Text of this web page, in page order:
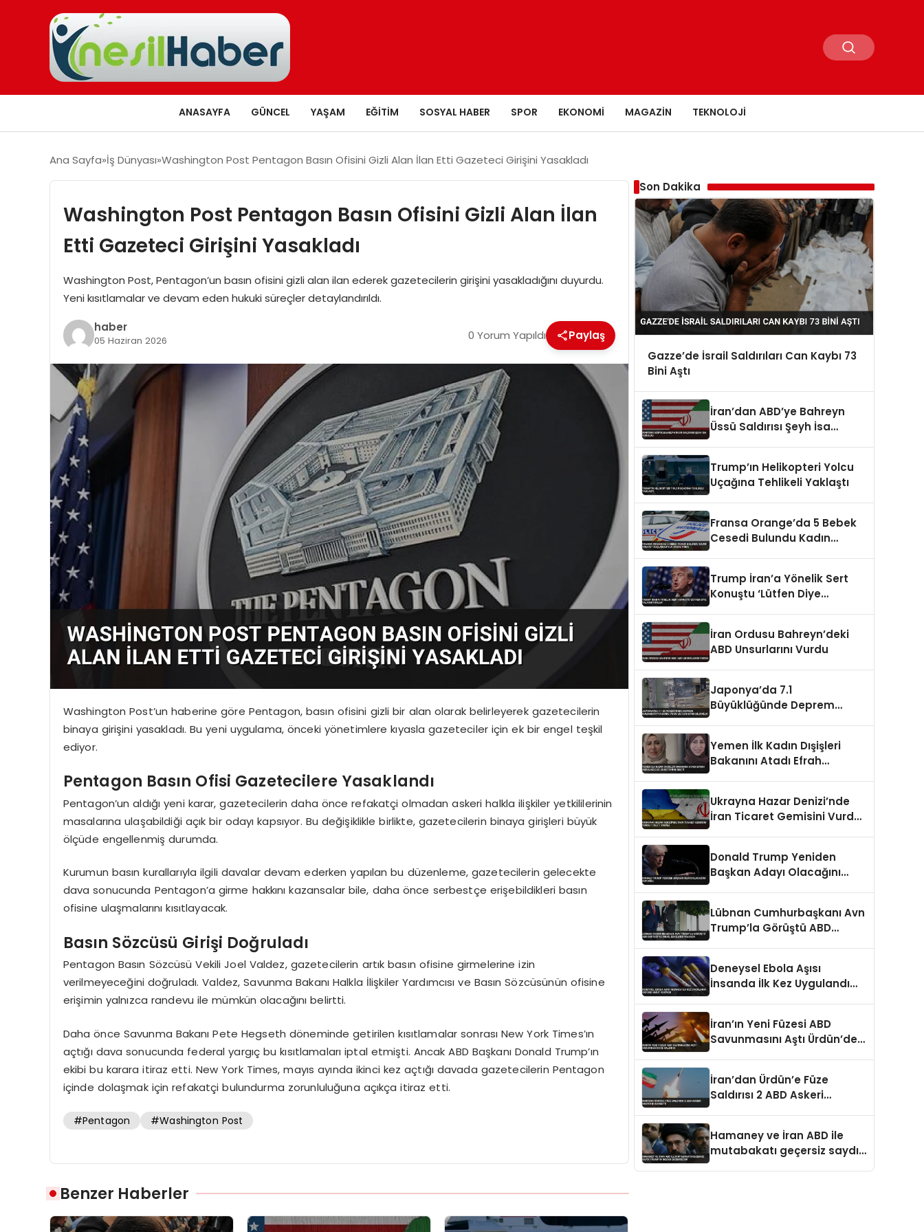
ANASAYFA GÜNCEL YAŞAM EĞITIM SOSYAL HABER SPOR EKONOMI MAGAZIN TEKNOLOJI
Ana Sayfa İş Dünyası Washington Post Pentagon Basın Ofisini Gizli Alan İlan Etti Gazeteci Girişini Yasakladı
Washington Post Pentagon Basın Ofisini Gizli Alan İlan
Etti Gazeteci Girişini Yasakladı
Washington Post, Pentagon’un basın ofisini gizli alan ilan ederek gazetecilerin girişini yasakladığını duyurdu.
Yeni kısıtlamalar ve devam eden hukuki süreçler detaylandırıldı.
haber
05 Haziran 2026 0 Yorum Yapıldı Paylaş
Washington Post’un haberine göre Pentagon, basın ofisini gizli bir alan olarak belirleyerek gazetecilerin
binaya girişini yasakladı. Bu yeni uygulama, önceki yönetimlere kıyasla gazeteciler için ek bir engel teşkil
ediyor.
Pentagon Basın Ofisi Gazetecilere Yasaklandı
Pentagon’un aldığı yeni karar, gazetecilerin daha önce refakatçi olmadan askeri halkla ilişkiler yetkililerinin
masalarına ulaşabildiği açık bir odayı kapsıyor. Bu değişiklikle birlikte, gazetecilerin binaya girişleri büyük
ölçüde engellenmiş durumda.
Kurumun basın kurallarıyla ilgili davalar devam ederken yapılan bu düzenleme, gazetecilerin gelecekte
dava sonucunda Pentagon’a girme hakkını kazansalar bile, daha önce serbestçe erişebildikleri basın
ofisine ulaşmalarını kısıtlayacak.
Basın Sözcüsü Girişi Doğruladı
Pentagon Basın Sözcüsü Vekili Joel Valdez, gazetecilerin artık basın ofisine girmelerine izin
verilmeyeceğini doğruladı. Valdez, Savunma Bakanı Halkla İlişkiler Yardımcısı ve Basın Sözcüsünün ofisine
erişimin yalnızca randevu ile mümkün olacağını belirtti.
Daha önce Savunma Bakanı Pete Hegseth döneminde getirilen kısıtlamalar sonrası New York Times’ın
açtığı dava sonucunda federal yargıç bu kısıtlamaları iptal etmişti. Ancak ABD Başkanı Donald Trump’ın
ekibi bu karara itiraz etti. New York Times, mayıs ayında ikinci kez açtığı davada gazetecilerin Pentagon
içinde dolaşmak için refakatçi bulundurma zorunluluğuna açıkça itiraz etti.
#Pentagon #Washington Post
Benzer Haberler
Son Dakika
Gazze’de İsrail Saldırıları Can Kaybı 73
Bini Aştı
İran’dan ABD’ye Bahreyn
Üssü Saldırısı Şeyh İsa
Trump’ın Helikopteri Yolcu
Uçağına Tehlikeli Yaklaştı
Fransa Orange’da 5 Bebek
Cesedi Bulundu Kadın
Trump İran’a Yönelik Sert
Konuştu ‘Lütfen Diye
İran Ordusu Bahreyn’deki
ABD Unsurlarını Vurdu
Japonya’da 7.1
Büyüklüğünde Deprem
Yemen İlk Kadın Dışişleri
Bakanını Atadı Efrah
Ukrayna Hazar Denizi’nde
İran Ticaret Gemisini Vurdu 1
Donald Trump Yeniden
Başkan Adayı Olacağını
Lübnan Cumhurbaşkanı Avn
Trump’la Görüştü ABD
Deneysel Ebola Aşısı
İnsanda İlk Kez Uygulandı
İran’ın Yeni Füzesi ABD
Savunmasını Aştı Ürdün’deki
İran’dan Ürdün’e Füze
Saldırısı 2 ABD Askeri
Hamaney ve İran ABD ile
mutabakatı geçersiz saydı